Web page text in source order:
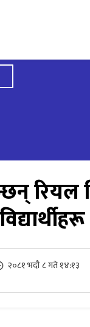
रियल
२०८१ भदौ ८ गते १४:१३